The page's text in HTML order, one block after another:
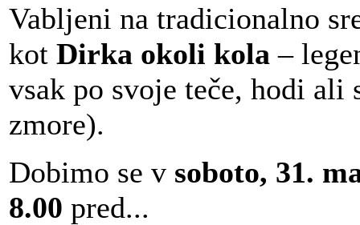
Vabljeni na tradicionalno
kot Dirka okoli kola –
vsak po svoje teče, hodi ali
zmore).
Dobimo se v soboto, 31.
8.00 pred...